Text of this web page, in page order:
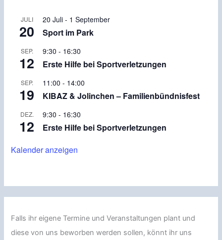
JULI
20
20 Juli - 1 September
Sport im Park
SEP.
12
9:30 - 16:30
Erste Hilfe bei Sportverletzungen
SEP.
19
11:00 - 14:00
KIBAZ & Jolinchen – Familienbündnisfest
DEZ.
12
9:30 - 16:30
Erste Hilfe bei Sportverletzungen
Kalender anzeigen
Falls ihr eigene Termine und Veranstaltungen plant und
diese von uns beworben werden sollen, könnt ihr uns